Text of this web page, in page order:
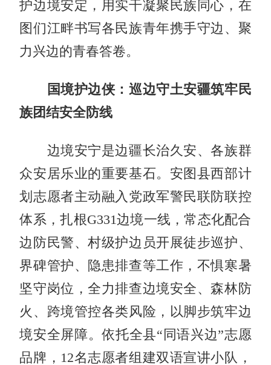
护边境安定，用实干凝聚民族同心，在
图们江畔书写各民族青年携手守边、聚
力兴边的青春答卷。
国境护边侠：巡边守土安疆筑牢民
族团结安全防线
边境安宁是边疆长治久安、各族群
众安居乐业的重要基石。安图县西部计
划志愿者主动融入党政军警民联防联控
体系，扎根G331边境一线，常态化配合
边防民警、村级护边员开展徒步巡护、
界碑管护、隐患排查等工作，不惧寒暑
坚守岗位，全力排查边境安全、森林防
火、跨境管控各类风险，以脚步筑牢边
境安全屏障。依托全县“同语兴边”志愿
品牌，12名志愿者组建双语宣讲小队，